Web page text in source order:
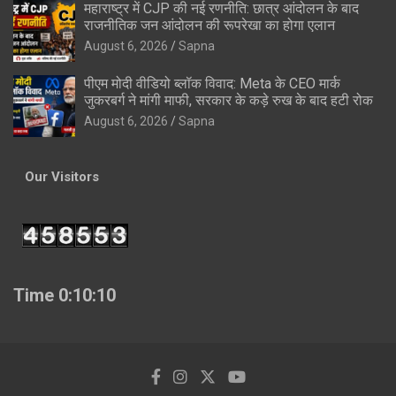
महाराष्ट्र में CJP की नई रणनीति: छात्र आंदोलन के बाद
राजनीतिक जन आंदोलन की रूपरेखा का होगा एलान
August 6, 2026 Sapna
पीएम मोदी वीडियो ब्लॉक विवाद: Meta के CEO मार्क
जुकरबर्ग ने मांगी माफी, सरकार के कड़े रुख के बाद हटी रोक
August 6, 2026 Sapna
Our Visitors
Time 0:10:11